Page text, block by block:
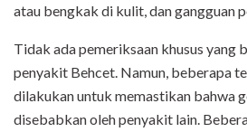
atau bengkak di kulit, dan gangguan
Tidak ada pemeriksaan khusus yang
penyakit Behcet. Namun, beberapa
dilakukan untuk memastikan bahwa
disebabkan oleh penyakit lain.